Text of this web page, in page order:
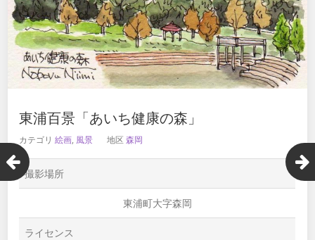
東浦百景「あいち健康の森」
カテゴリ絵画, 風景 地区森岡
撮影場所
東浦町大字森岡
ライセンス